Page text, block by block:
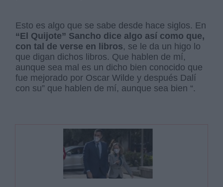
Esto es algo que se sabe desde hace siglos. En
“El Quijote” Sancho dice algo así como que,
con tal de verse en libros, se le da un higo lo
que digan dichos libros. Que hablen de mí,
aunque sea mal es un dicho bien conocido que
fue mejorado por Oscar Wilde y después Dalí
con su” que hablen de mí, aunque sea bien “.